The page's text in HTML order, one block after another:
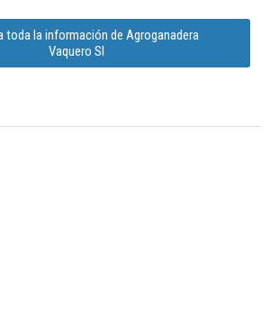
toda la información de Agroganadera
Vaquero Sl